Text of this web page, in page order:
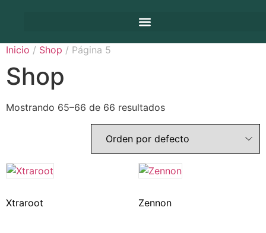
Inicio / Shop / Página 5
Shop
Mostrando 65–66 de 66 resultados
Xtraroot Zennon